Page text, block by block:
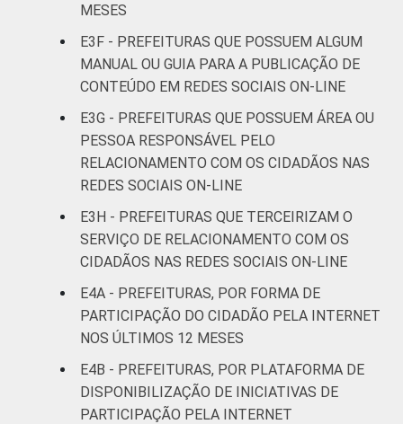
MESES
E3F - PREFEITURAS QUE POSSUEM ALGUM
MANUAL OU GUIA PARA A PUBLICAÇÃO DE
CONTEÚDO EM REDES SOCIAIS ON-LINE
E3G - PREFEITURAS QUE POSSUEM ÁREA OU
PESSOA RESPONSÁVEL PELO
RELACIONAMENTO COM OS CIDADÃOS NAS
REDES SOCIAIS ON-LINE
E3H - PREFEITURAS QUE TERCEIRIZAM O
SERVIÇO DE RELACIONAMENTO COM OS
CIDADÃOS NAS REDES SOCIAIS ON-LINE
E4A - PREFEITURAS, POR FORMA DE
PARTICIPAÇÃO DO CIDADÃO PELA INTERNET
NOS ÚLTIMOS 12 MESES
E4B - PREFEITURAS, POR PLATAFORMA DE
DISPONIBILIZAÇÃO DE INICIATIVAS DE
PARTICIPAÇÃO PELA INTERNET